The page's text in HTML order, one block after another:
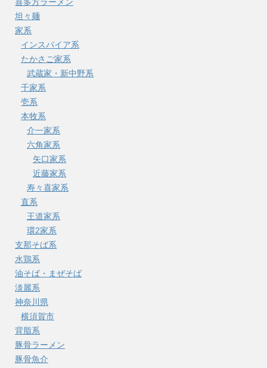
喜多方ラーメン
坦々麺
家系
インスパイア系
たかさご家系
武蔵家・新中野系
千家系
壱系
本牧系
介一家系
六角家系
矢口家系
近藤家系
寿々喜家系
直系
王道家系
環2家系
支那そば系
水鶏系
油そば・まぜそば
淡麗系
神奈川県
横須賀市
背脂系
豚骨ラーメン
豚骨魚介